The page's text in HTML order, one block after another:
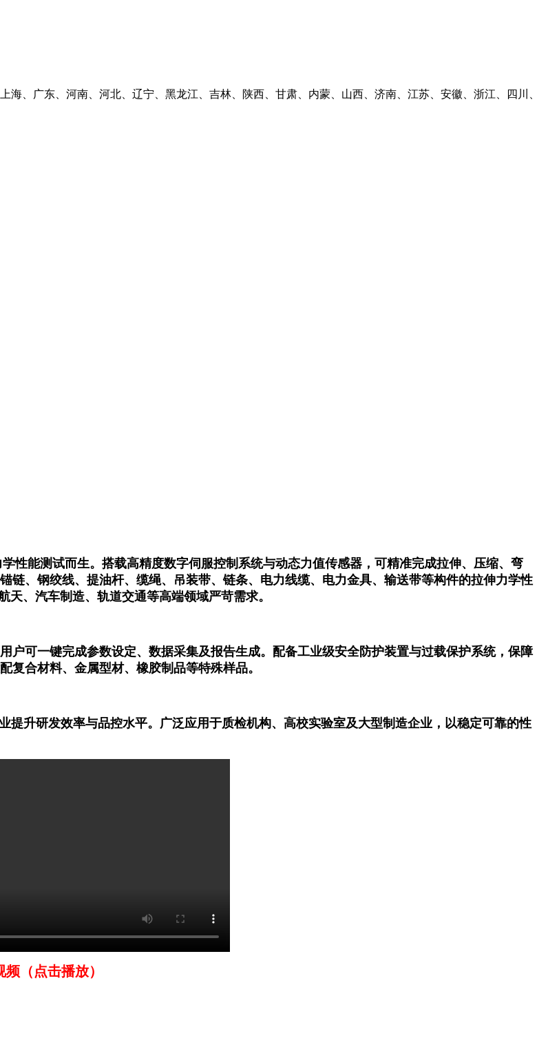
海、广东、河南、河北、辽宁、黑龙江、吉林、陕西、甘肃、内蒙、山西、济南、江苏、安徽、浙江、四川、
性能测试而生。搭载高精度数字伺服控制系统与动态力值传感器，可精准完成拉伸、压缩、弯
链、钢绞线、提油杆、缆绳、吊装带、链条、电力线缆、电力金具、输送带等构件的拉伸力学性
、汽车制造、轨道交通等高端领域严苛需求。
户可一键完成参数设定、数据采集及报告生成。配备工业级安全防护装置与过载保护系统，保障
合材料、金属型材、橡胶制品等特殊样品。
升研发效率与品控水平。广泛应用于质检机构、高校实验室及大型制造企业，以稳定可靠的性
（点击播放）